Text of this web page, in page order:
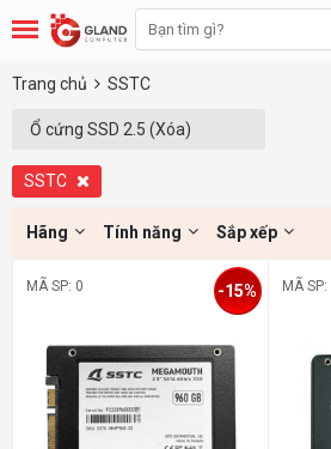
Trang chủ SSTC
Ổ cứng SSD 2.5 (Xóa)
SSTC
Hãng Tính năng Sắp xếp
MÃ SP: 0 -15% MÃ SP: